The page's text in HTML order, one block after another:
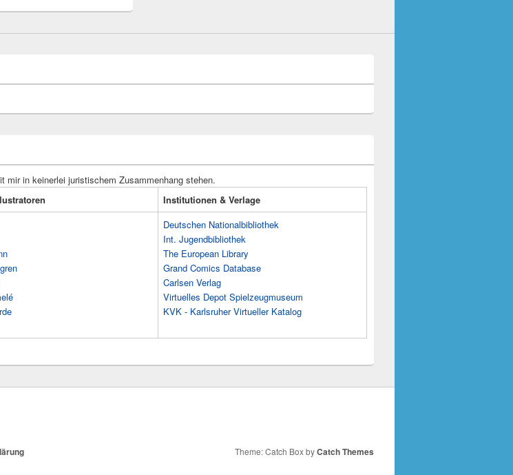
mir in keinerlei juristischem Zusammenhang stehen.
Institutionen & Verlage
Deutschen Nationalbibliothek
Int. Jugendbibliothek
The European Library
Grand Comics Database
Carlsen Verlag
Virtuelles Depot Spielzeugmuseum
KVK - Karlsruher Virtueller Katalog
Theme: Catch Box byCatch Themes